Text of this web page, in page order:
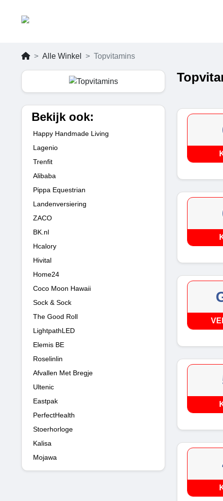
Alle Winkel Topvitamins
Bekijk ook:
Happy Handmade Living
Lagenio
Trenfit
Alibaba
Pippa Equestrian
Landenversiering
ZACO
BK.nl
Hcalory
Hivital
Home24
Coco Moon Hawaii
Sock & Sock
The Good Roll
LightpathLED
Elemis BE
Roselinlin
Afvallen Met Bregje
Ultenic
Eastpak
PerfectHealth
Stoerhorloge
Kalisa
Mojawa